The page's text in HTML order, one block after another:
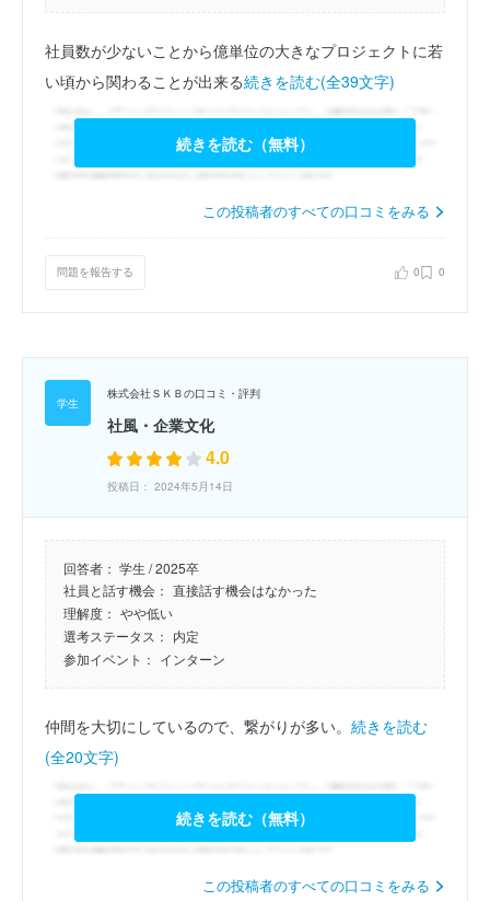
社員数が少ないことから億単位の大きなプロジェクトに若
い頃から関わることが出来る続きを読む(全39文字)
続きを読む（無料）
この投稿者のすべての口コミをみる
問題を報告する 0 0
株式会社ＳＫＢの口コミ・評判
社風・企業文化
4.0
投稿日： 2024年5月14日
回答者： 学生 / 2025卒
社員と話す機会： 直接話す機会はなかった
理解度： やや低い
選考ステータス： 内定
参加イベント： インターン
仲間を大切にしているので、繋がりが多い。 続きを読む
(全20文字)
続きを読む（無料）
この投稿者のすべての口コミをみる